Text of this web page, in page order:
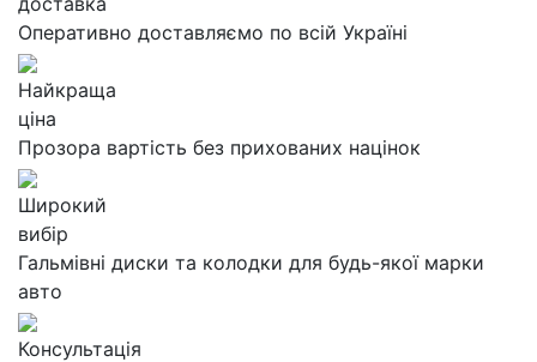
Оперативно доставляємо по всій Україні
Найкраща
ціна
Прозора вартість без прихованих націнок
Широкий
вибір
Гальмівні диски та колодки для будь-якої марки
авто
Консультація